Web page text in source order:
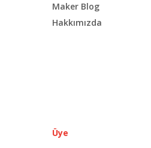
Maker Blog
Hakkımızda
Üye